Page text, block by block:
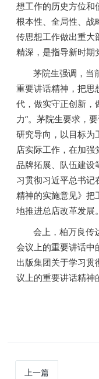
想工作的历史方位和
根本性、全局性、战
传思想工作做出重大
精深，是指导新时期
茅院生强调，当
重要讲话精神，把思
代，做实守正创新，
力”。茅院生要求，
研究导向，以目标为
店实际工作，在加强
品牌拓展、队伍建设
习贯彻习近平总书
精神的实施意见》把
地推进总店改革发展。
会上，柏万良传
会议上的重要讲话中
出版集团关于学习贯
议上的重要讲话精神
上一篇